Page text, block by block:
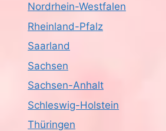
Nordrhein-Westfalen
Rheinland-Pfalz
Saarland
Sachsen
Sachsen-Anhalt
Schleswig-Holstein
Thüringen